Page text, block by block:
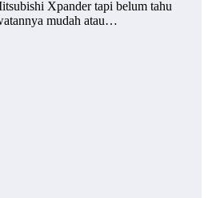
Xpander tapi belum tahu
mudah atau…